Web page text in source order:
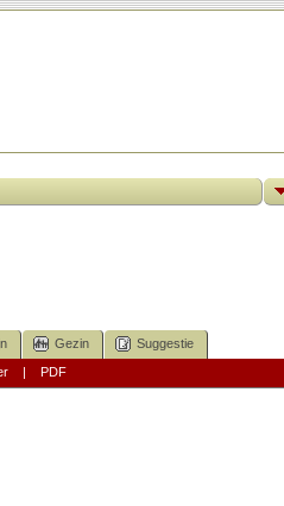
Gezin Suggestie
| PDF